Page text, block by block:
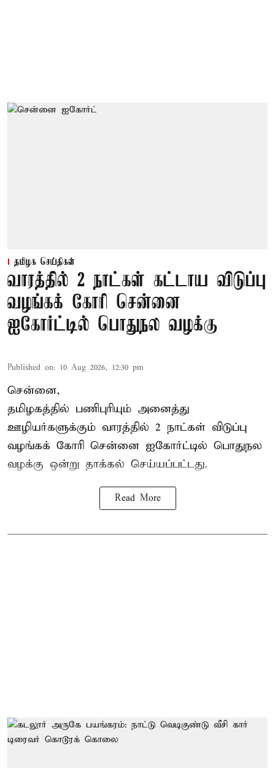
தமிழக செய்திகள்
வாரத்தில் 2 நாட்கள் கட்டாய விடுப்பு
வழங்கக் கோரி சென்னை
ஐகோர்ட்டில் பொதுநல வழக்கு
Published on: 10 Aug 2026, 12:30 pm
சென்னை,
தமிழகத்தில் பணிபுரியும் அனைத்து
ஊழியர்களுக்கும் வாரத்தில் 2 நாட்கள் விடுப்பு
வழங்கக் கோரி சென்னை ஐகோர்ட்டில் பொதுநல
வழக்கு ஒன்று தாக்கல் செய்யப்பட்டது.
Read More